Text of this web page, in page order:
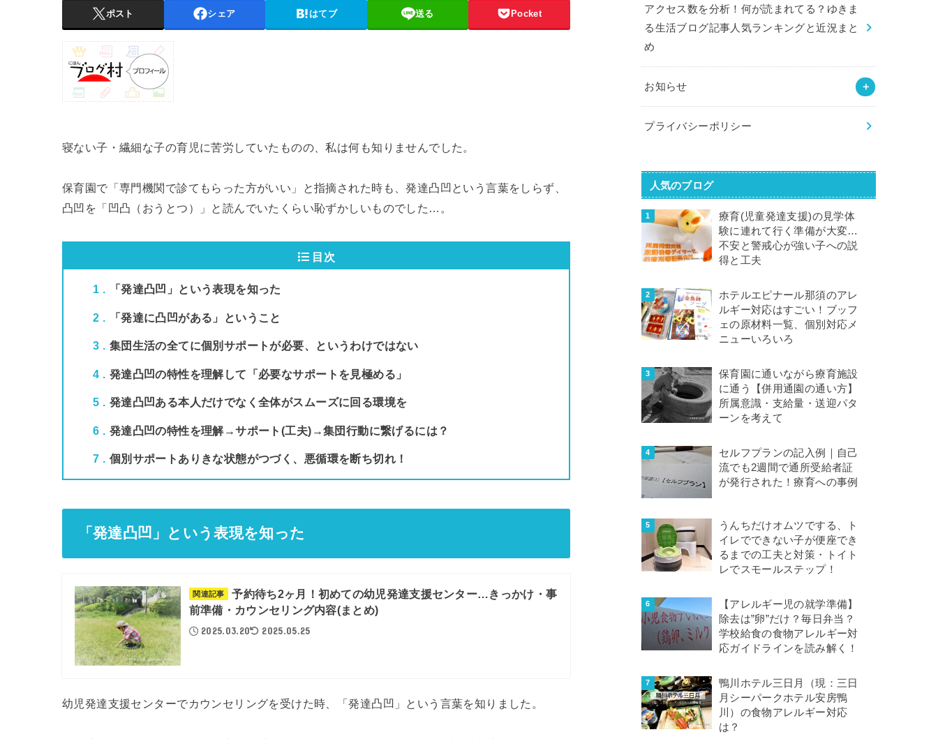
ポスト シェア はてブ 送る Pocket
寝ない子・繊細な子の育児に苦労していたものの、私は何も知りませんでした。
保育園で「専門機関で診てもらった方がいい」と指摘された時も、発達凸凹という言葉をしらず、
凸凹を「凹凸（おうとつ）」と読んでいたくらい恥ずかしいものでした…。
目次
1 「発達凸凹」という表現を知った
2 「発達に凸凹がある」ということ
3 集団生活の全てに個別サポートが必要、というわけではない
4 発達凸凹の特性を理解して「必要なサポートを見極める」
5 発達凸凹ある本人だけでなく全体がスムーズに回る環境を
6 発達凸凹の特性を理解→サポート(工夫)→集団行動に繋げるには？
7 個別サポートありきな状態がつづく、悪循環を断ち切れ！
「発達凸凹」という表現を知った
関連記事
予約待ち2ヶ月！初めての幼児発達支援センター…きっかけ・事
前準備・カウンセリング内容(まとめ)
2025.03.20 2025.05.25
幼児発達支援センターでカウンセリングを受けた時、「発達凸凹」という言葉を知りました。
アクセス数を分析！何が読まれてる？ゆきま
る生活ブログ記事人気ランキングと近況まと
め
お知らせ
プライバシーポリシー
人気のブログ
療育(児童発達支援)の見学体
験に連れて行く準備が大変…
不安と警戒心が強い子への説
得と工夫
ホテルエピナール那須のアレ
ルギー対応はすごい！ブッフ
ェの原材料一覧、個別対応メ
ニューいろいろ
保育園に通いながら療育施設
に通う【併用通園の通い方】
所属意識・支給量・送迎パタ
ーンを考えて
セルフプランの記入例｜自己
流でも2週間で通所受給者証
が発行された！療育への事例
うんちだけオムツでする、ト
イレでできない子が便座でき
るまでの工夫と対策・トイト
レでスモールステップ！
【アレルギー児の就学準備】
除去は”卵”だけ？毎日弁当？
学校給食の食物アレルギー対
応ガイドラインを読み解く！
鴨川ホテル三日月（現：三日
月シーパークホテル安房鴨
川）の食物アレルギー対応
は？